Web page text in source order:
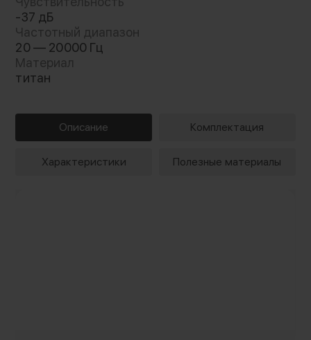
-37 дБ
Частотный диапазон
20 — 20000 Гц
Материал
титан
Описание Комплектация
Характеристики Полезные материалы